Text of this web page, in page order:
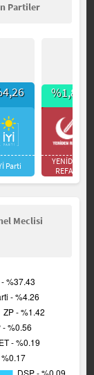
Partiler
Parti
%1,87
YENİDEN
REFAH
Meclisi